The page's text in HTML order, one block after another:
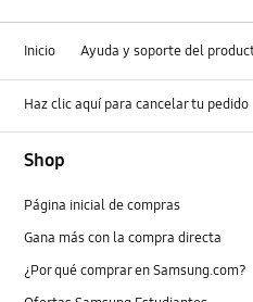
Inicio Ayuda y soporte del
Haz clic aquí para cancelar tu pedido
Shop
Página inicial de compras
Gana más con la compra directa
¿Por qué comprar en Samsung.com?